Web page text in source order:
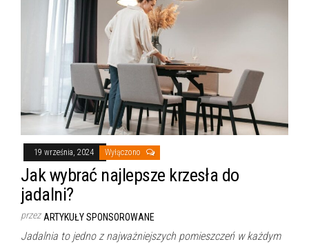
19 września, 2024 Wyłączono
Jak wybrać najlepsze krzesła do
jadalni?
przez ARTYKUŁY SPONSOROWANE
Jadalnia to jedno z najważniejszych pomieszczeń w każdym